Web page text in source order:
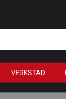
VERKSTAD